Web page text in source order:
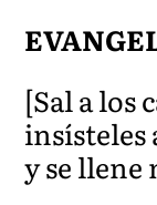
[Sal a los
insísteles
y se llene